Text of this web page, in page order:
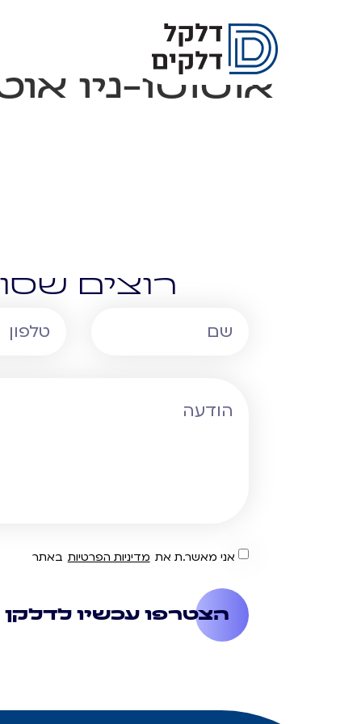
אוטוטו-ניו
רוצים
אני מאשר.ת את מדיניות הפרטיות באתר
הצטרפו עכשיו לדלקן